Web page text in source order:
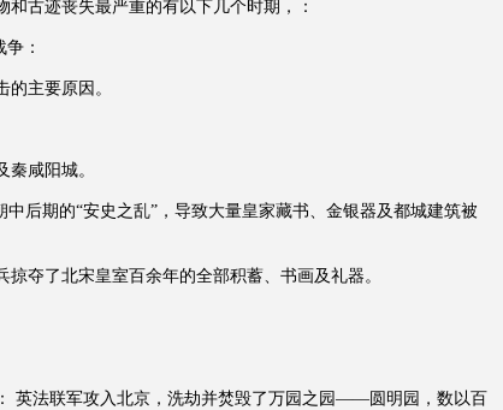
古迹丧失最严重的有以下几个时期，：
争：
主要原因。
咸阳城。
中后期的“安史之乱”，导致大量皇家藏书、金银器及都城建筑被
夺了北宋皇室百余年的全部积蓄、书画及礼器。
英法联军攻入北京，洗劫并焚毁了万园之园——圆明园，数以百